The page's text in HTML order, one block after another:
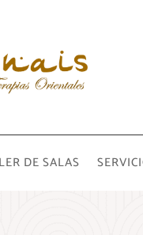
DE SALAS